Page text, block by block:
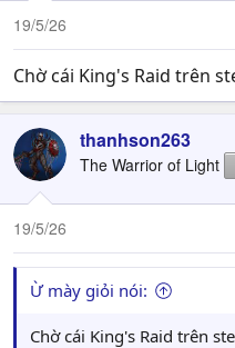
a
e
19/5/26
Chờ cái King's Raid trên
thanhson263
The Warrior of Light
19/5/26
Ừ mày giỏi nói:
Chờ cái King's Raid trên